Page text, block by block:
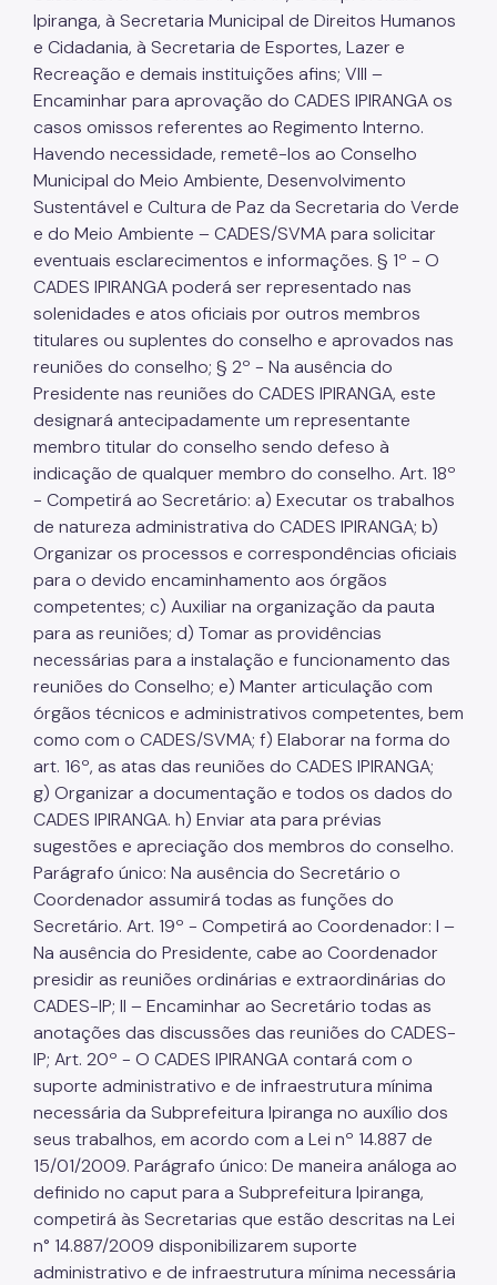
Ipiranga, à Secretaria Municipal de Direitos Humanos
e Cidadania, à Secretaria de Esportes, Lazer e
Recreação e demais instituições afins; VIII –
Encaminhar para aprovação do CADES IPIRANGA os
casos omissos referentes ao Regimento Interno.
Havendo necessidade, remetê-los ao Conselho
Municipal do Meio Ambiente, Desenvolvimento
Sustentável e Cultura de Paz da Secretaria do Verde
e do Meio Ambiente – CADES/SVMA para solicitar
eventuais esclarecimentos e informações. § 1º - O
CADES IPIRANGA poderá ser representado nas
solenidades e atos oficiais por outros membros
titulares ou suplentes do conselho e aprovados nas
reuniões do conselho; § 2º - Na ausência do
Presidente nas reuniões do CADES IPIRANGA, este
designará antecipadamente um representante
membro titular do conselho sendo defeso à
indicação de qualquer membro do conselho. Art. 18º
- Competirá ao Secretário: a) Executar os trabalhos
de natureza administrativa do CADES IPIRANGA; b)
Organizar os processos e correspondências oficiais
para o devido encaminhamento aos órgãos
competentes; c) Auxiliar na organização da pauta
para as reuniões; d) Tomar as providências
necessárias para a instalação e funcionamento das
reuniões do Conselho; e) Manter articulação com
órgãos técnicos e administrativos competentes, bem
como com o CADES/SVMA; f) Elaborar na forma do
art. 16º, as atas das reuniões do CADES IPIRANGA;
g) Organizar a documentação e todos os dados do
CADES IPIRANGA. h) Enviar ata para prévias
sugestões e apreciação dos membros do conselho.
Parágrafo único: Na ausência do Secretário o
Coordenador assumirá todas as funções do
Secretário. Art. 19º - Competirá ao Coordenador: I –
Na ausência do Presidente, cabe ao Coordenador
presidir as reuniões ordinárias e extraordinárias do
CADES-IP; II – Encaminhar ao Secretário todas as
anotações das discussões das reuniões do CADES-
IP; Art. 20º - O CADES IPIRANGA contará com o
suporte administrativo e de infraestrutura mínima
necessária da Subprefeitura Ipiranga no auxílio dos
seus trabalhos, em acordo com a Lei nº 14.887 de
15/01/2009. Parágrafo único: De maneira análoga ao
definido no caput para a Subprefeitura Ipiranga,
competirá às Secretarias que estão descritas na Lei
n° 14.887/2009 disponibilizarem suporte
administrativo e de infraestrutura mínima necessária